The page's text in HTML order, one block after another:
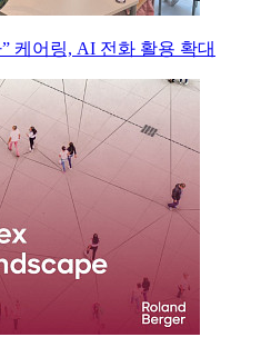
케어링, AI 전화 활용 확대